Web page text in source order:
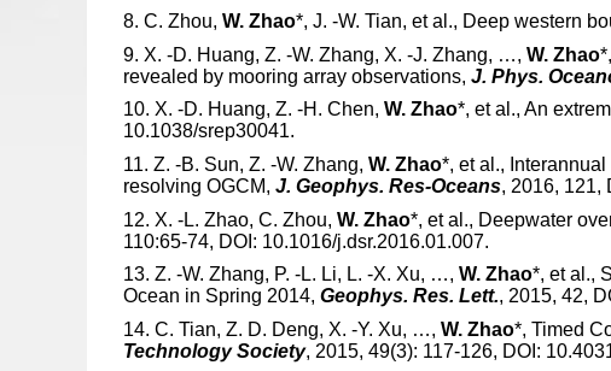
8. C. Zhou, W. Zhao*, J. -W. Tian, et al., Deep western
9. X. -D. Huang, Z. -W. Zhang, X. -J. Zhang, …, W. Zhao
revealed by mooring array observations, J. Phys.
10. X. -D. Huang, Z. -H. Chen, W. Zhao*, et al., An
10.1038/srep30041.
11. Z. -B. Sun, Z. -W. Zhang, W. Zhao*, et al.,
resolving OGCM, J. Geophys. Res-Oceans, 2016, 121,
12. X. -L. Zhao, C. Zhou, W. Zhao*, et al., Deepwater
110:65-74, DOI: 10.1016/j.dsr.2016.01.007.
13. Z. -W. Zhang, P. -L. Li, L. -X. Xu, …, W. Zhao*, et al.,
Ocean in Spring 2014, Geophys. Res. Lett., 2015, 42,
14. C. Tian, Z. D. Deng, X. -Y. Xu, …, W. Zhao*, Timed
Technology Society, 2015, 49(3): 117-126, DOI: